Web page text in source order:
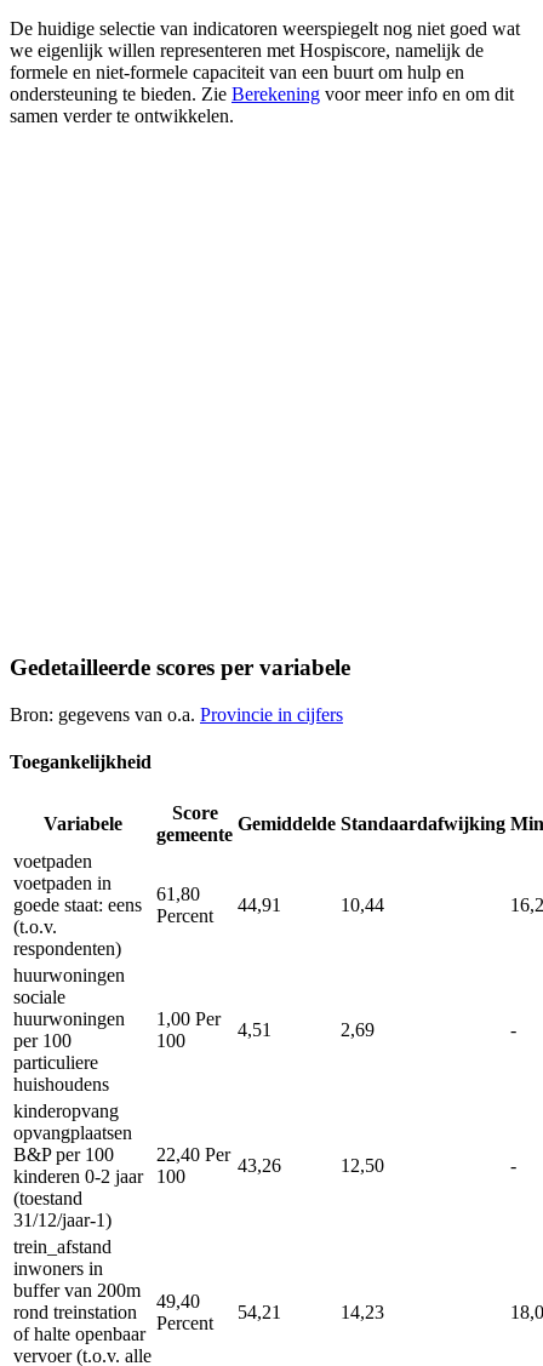
De huidige selectie van indicatoren weerspiegelt nog niet goed wat
we eigenlijk willen representeren met Hospiscore, namelijk de
formele en niet-formele capaciteit van een buurt om hulp en
ondersteuning te bieden. Zie Berekening voor meer info en om dit
samen verder te ontwikkelen.
Gedetailleerde scores per variabele
Bron: gegevens van o.a. Provincie in cijfers
Toegankelijkheid
Variabele
Score
gemeente
Gemiddelde Standaardafwijking
voetpaden
voetpaden in
goede staat: eens
(t.o.v.
respondenten)
61,80
Percent
44,91 10,44
huurwoningen
sociale
huurwoningen
per 100
particuliere
huishoudens
1,00 Per
100
4,51 2,69 -
kinderopvang
opvangplaatsen
B&P per 100
kinderen 0-2 jaar
(toestand
31/12/jaar-1)
22,40 Per
100
43,26 12,50 -
trein_afstand
inwoners in
buffer van 200m
rond treinstation
of halte openbaar
vervoer (t.o.v. alle
49,40
Percent
54,21 14,23